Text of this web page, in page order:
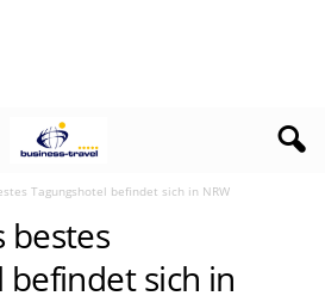
Tagungshotel befindet sich in NRW
bestes
sich in